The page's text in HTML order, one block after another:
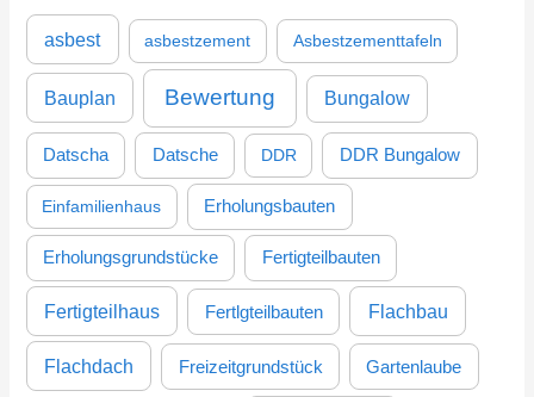
n
c
h
asbest asbestzement Asbestzementtafeln
Bauplan Bewertung Bungalow
Datscha Datsche DDR DDR Bungalow
Einfamilienhaus Erholungsbauten
Erholungsgrundstücke Fertigteilbauten
Fertigteilhaus Fertlgteilbauten Flachbau
Flachdach Freizeitgrundstück Gartenlaube